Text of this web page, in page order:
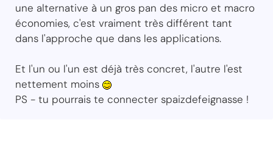
une alternative à un gros pan des micro et macro
économies, c'est vraiment très différent tant
dans l'approche que dans les applications.
Et l'un ou l'un est déjà très concret, l'autre l'est
nettement moins
PS - tu pourrais te connecter spaizdefeignasse !